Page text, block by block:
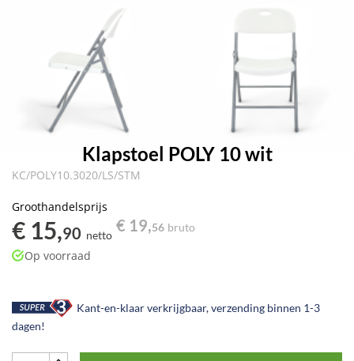
Klapstoel POLY 10 wit
KC/POLY10.3020/LS/STM
Groothandelsprijs
€ 15,90 netto
€ 19,56 bruto
Op voorraad
Kant-en-klaar verkrijgbaar, verzending binnen 1-3
dagen!